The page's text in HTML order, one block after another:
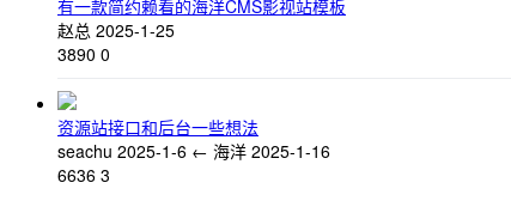
有一款简约赖看的海洋CMS影视站模板
赵总 2025-1-25
3890 0
资源站接口和后台一些想法
seachu 2025-1-6 ← 海洋 2025-1-16
6636 3